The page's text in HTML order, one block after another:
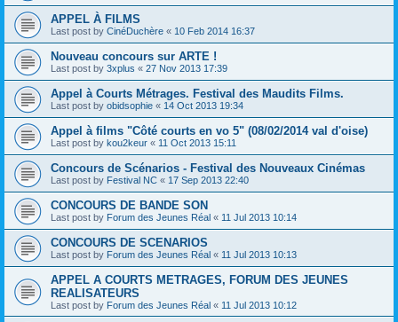
APPEL À FILMS
Last post by CinéDuchère « 10 Feb 2014 16:37
Nouveau concours sur ARTE !
Last post by 3xplus « 27 Nov 2013 17:39
Appel à Courts Métrages. Festival des Maudits Films.
Last post by obidsophie « 14 Oct 2013 19:34
Appel à films "Côté courts en vo 5" (08/02/2014 val d'oise)
Last post by kou2keur « 11 Oct 2013 15:11
Concours de Scénarios - Festival des Nouveaux Cinémas
Last post by Festival NC « 17 Sep 2013 22:40
CONCOURS DE BANDE SON
Last post by Forum des Jeunes Réal « 11 Jul 2013 10:14
CONCOURS DE SCENARIOS
Last post by Forum des Jeunes Réal « 11 Jul 2013 10:13
APPEL A COURTS METRAGES, FORUM DES JEUNES
REALISATEURS
Last post by Forum des Jeunes Réal « 11 Jul 2013 10:12